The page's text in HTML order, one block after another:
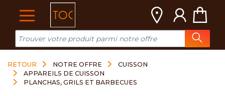
RETOUR NOTRE OFFRE
CUISSON
APPAREILS DE CUISSON
PLANCHAS, GRILS ET BARBECUES
Cookies management panel